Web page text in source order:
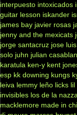
interpuesto intoxicados
guitar lesson iskander
james bay javier rosas
jenny and the mexicats
jorge santacruz jose
solo juhn julian
karatula ken-y kent
esp kk downing kungs
leiva lemmy leño licks lil
invisibles los de la nazza
macklemore made in